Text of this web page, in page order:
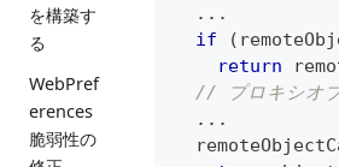
を構築す
る
WebPref
erences
脆弱性の
...
if
(
return
// プロキシオ
...